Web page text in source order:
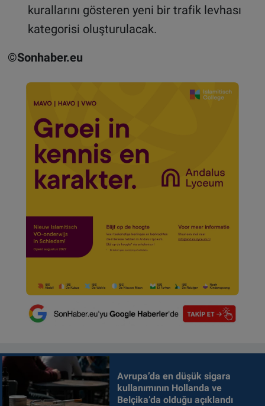
kurallarını gösteren yeni bir trafik levhası
kategorisi oluşturulacak.
©Sonhaber.eu
Avrupa’da en düşük sigara
kullanımının Hollanda ve
Belçika’da olduğu açıklandı